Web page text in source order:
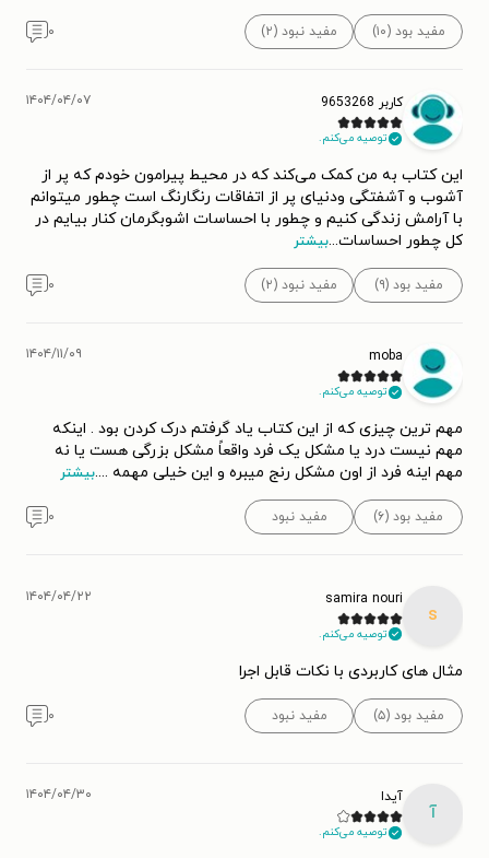
مفید بود (۱۰) مفید نبود (۲) ۰
کاربر 9653268
توصیه می‌کنم.
۱۴۰۴/۰۴/۰۷
این کتاب به من کمک می‌کند که در محیط پیرامون خودم که پر از
آشوب و آشفتگی ودنیای پر از اتفاقات رنگارنگ است چطور میتوانم
با آرامش زندگی کنیم و چطور با احساسات اشوبگرمان کنار بیایم در
کل چطور احساسات...بیشتر
مفید بود (۹) مفید نبود (۲) ۰
moba
توصیه می‌کنم.
۱۴۰۴/۱۱/۰۹
مهم ترین چیزی که از این کتاب یاد گرفتم درک کردن بود . اینکه
مهم نیست درد یا مشکل یک فرد واقعاً مشکل بزرگی هست یا نه
مهم اینه فرد از اون مشکل رنج میبره و این خیلی مهمه ....بیشتر
مفید بود (۶) مفید نبود ۰
s
samira nouri
توصیه می‌کنم.
۱۴۰۴/۰۴/۲۲
مثال های کاربردی با نکات قابل اجرا
مفید بود (۵) مفید نبود ۰
آ
آیدا
توصیه می‌کنم.
۱۴۰۴/۰۴/۳۰